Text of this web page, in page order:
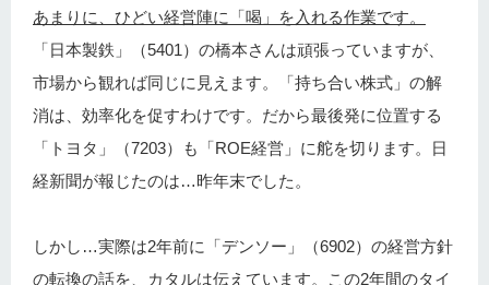
あまりに、ひどい経営陣に「喝」を入れる作業です。
「日本製鉄」（5401）の橋本さんは頑張っていますが、
市場から観れば同じに見えます。「持ち合い株式」の解
消は、効率化を促すわけです。だから最後発に位置する
「トヨタ」（7203）も「ROE経営」に舵を切ります。日
経新聞が報じたのは…昨年末でした。
しかし…実際は2年前に「デンソー」（6902）の経営方針
の転換の話を、カタルは伝えています。この2年間のタイ